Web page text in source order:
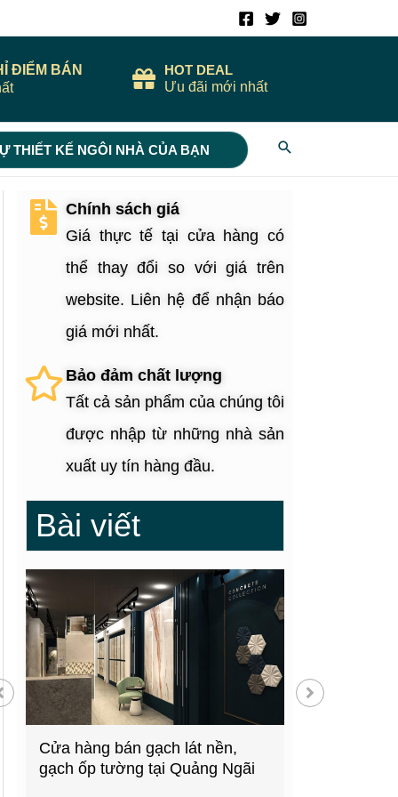
ĐIỂM BÁN
HOT DEAL
Ưu đãi mới nhất
THIẾT KẾ NGÔI NHÀ CỦA BẠN Search
Chính sách giá
Giá thực tế tại cửa hàng có
thể thay đổi so với giá trên
website. Liên hệ để nhận báo
giá mới nhất.
Bảo đảm chất lượng
Tất cả sản phẩm của chúng tôi
được nhập từ những nhà sản
xuất uy tín hàng đầu.
Bài viết
Cửa hàng bán gạch lát nền,
gạch ốp tường tại Quảng Ngãi